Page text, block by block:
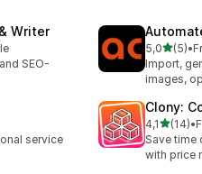
Writer
SEO-
5,0de 5
(5)
5 total de
•
Import,
images,
service
Clony:
4,1de 5
(14)
14 total •
Save time
with price